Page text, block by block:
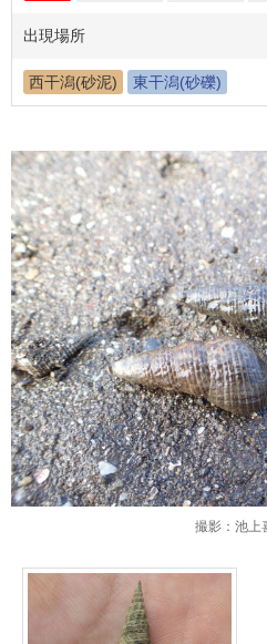
出現場所
西干潟(砂泥) 東干潟(砂礫)
撮影：池上